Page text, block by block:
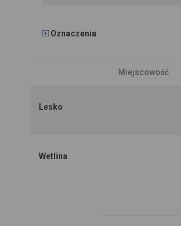
Oznaczenia
Miejscowość
Lesko
Wetlina